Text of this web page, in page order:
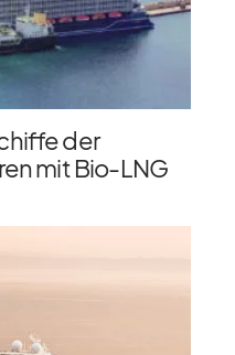
der
mit Bio-LNG